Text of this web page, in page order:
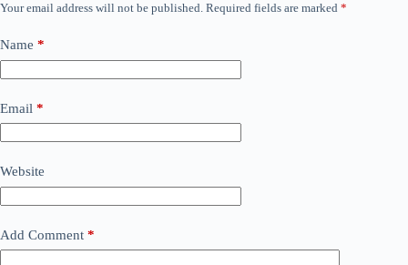
Your email address will not be published. Required fields are marked *
Name *
Email *
Website
Add Comment *